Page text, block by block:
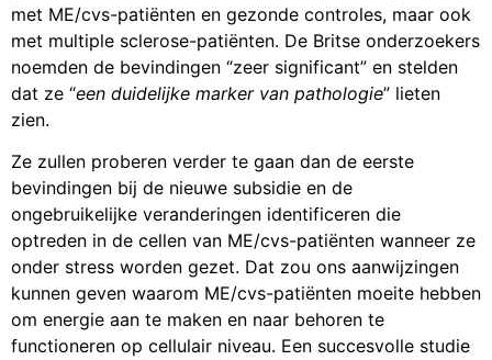
met ME/cvs-patiënten en gezonde controles, maar ook
met multiple sclerose-patiënten. De Britse onderzoekers
noemden de bevindingen “zeer significant” en stelden
dat ze “een duidelijke marker van pathologie” lieten
zien.
Ze zullen proberen verder te gaan dan de eerste
bevindingen bij de nieuwe subsidie en de
ongebruikelijke veranderingen identificeren die
optreden in de cellen van ME/cvs-patiënten wanneer ze
onder stress worden gezet. Dat zou ons aanwijzingen
kunnen geven waarom ME/cvs-patiënten moeite hebben
om energie aan te maken en naar behoren te
functioneren op cellulair niveau. Een succesvolle studie